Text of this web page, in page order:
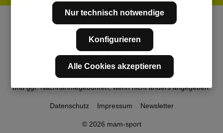
* Alle Preise inkl. gesetzl. Mehrwertsteuer zzgl.Versandkosten
und ggf. Nachnahmegebühren, wenn nicht anders angegeben.
© 2026 mam-sport
Datenschutz Impressum Newsletter
Nur technisch notwendige
Konfigurieren
Alle Cookies akzeptieren